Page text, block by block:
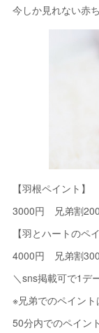
今しか見れない赤
【羽根ペイント】
3000円 兄弟割
【羽とハートのペ
4000円 兄弟割
＼sns掲載可で1デ
※兄弟でのペイント
50分内でのペイン